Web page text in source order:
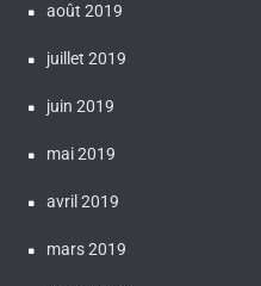
août 2019
juillet 2019
juin 2019
mai 2019
avril 2019
mars 2019